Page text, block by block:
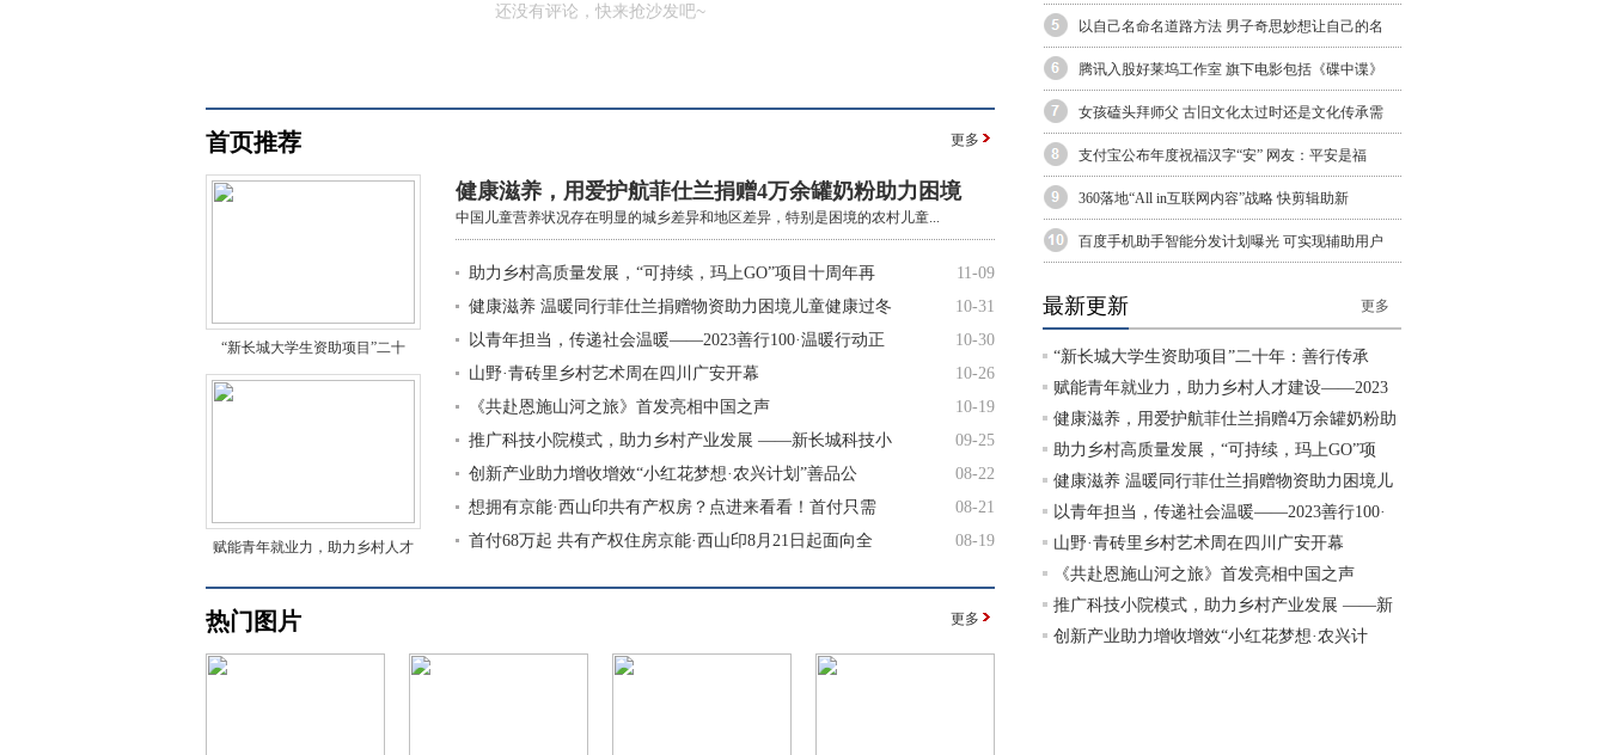
还没有评论，快来抢沙发吧~
首页推荐 更多
“新长城大学生资助项目”二十
赋能青年就业力，助力乡村人才
健康滋养，用爱护航菲仕兰捐赠4万余罐奶粉助力困境
中国儿童营养状况存在明显的城乡差异和地区差异，特别是困境的农村儿童...
助力乡村高质量发展，“可持续，玛上GO”项目十周年再
11-09
健康滋养 温暖同行菲仕兰捐赠物资助力困境儿童健康过冬
10-31
以青年担当，传递社会温暖——2023善行100·温暖行动正
10-30
山野·青砖里乡村艺术周在四川广安开幕
10-26
《共赴恩施山河之旅》首发亮相中国之声
10-19
推广科技小院模式，助力乡村产业发展 ——新长城科技小
09-25
创新产业助力增收增效“小红花梦想·农兴计划”善品公
08-22
想拥有京能·西山印共有产权房？点进来看看！首付只需
08-21
首付68万起 共有产权住房京能·西山印8月21日起面向全
08-19
热门图片 更多
以自己名命名道路方法 男子奇思妙想让自己的名
腾讯入股好莱坞工作室 旗下电影包括《碟中谍》
女孩磕头拜师父 古旧文化太过时还是文化传承需
支付宝公布年度祝福汉字“安” 网友：平安是福
360落地“All in互联网内容”战略 快剪辑助新
百度手机助手智能分发计划曝光 可实现辅助用户
最新更新 更多
“新长城大学生资助项目”二十年：善行传承
赋能青年就业力，助力乡村人才建设——2023
健康滋养，用爱护航菲仕兰捐赠4万余罐奶粉助
助力乡村高质量发展，“可持续，玛上GO”项
健康滋养 温暖同行菲仕兰捐赠物资助力困境儿
以青年担当，传递社会温暖——2023善行100·
山野·青砖里乡村艺术周在四川广安开幕
《共赴恩施山河之旅》首发亮相中国之声
推广科技小院模式，助力乡村产业发展 ——新
创新产业助力增收增效“小红花梦想·农兴计